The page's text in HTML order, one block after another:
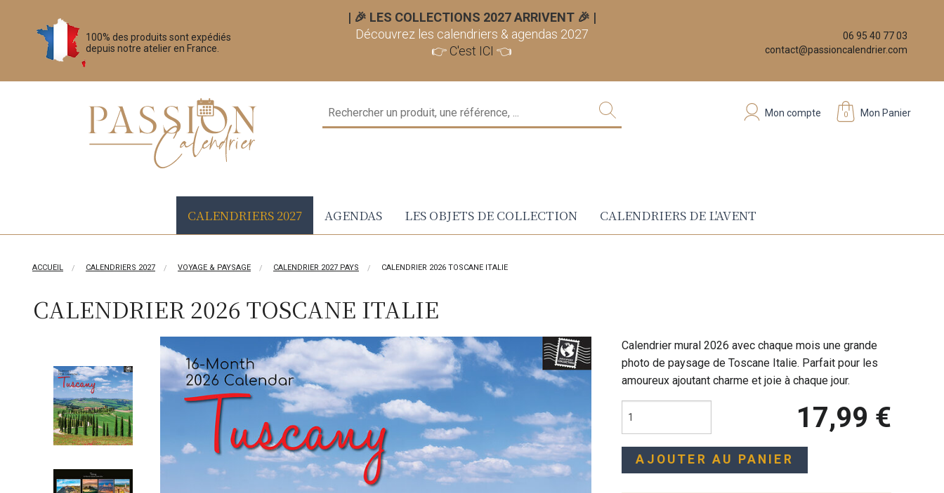
100% des produits sont expédiés
depuis notre atelier en France.
| 🎉 LES COLLECTIONS 2027 ARRIVENT 🎉 |
Découvrez les calendriers & agendas 2027
👉 C'est ICI 👈
06 95 40 77 03
contact@passioncalendrier.com
0 Mon Panier
Mon compte
CALENDRIERS 2027 AGENDAS LES OBJETS DE COLLECTION CALENDRIERS DE L'AVENT
ACCUEIL CALENDRIERS 2027 VOYAGE & PAYSAGE CALENDRIER 2027 PAYS CALENDRIER 2026 TOSCANE ITALIE
CALENDRIER 2026 TOSCANE ITALIE
Calendrier mural 2026 avec chaque mois une grande
photo de paysage de Toscane Italie. Parfait pour les
amoureux ajoutant charme et joie à chaque jour.
17,99 €
AJOUTER AU PANIER